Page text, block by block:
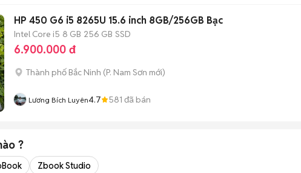
HP 450 G6 i5 8265U 15.6 inch 8GB/256GB Bạc
Intel Core i5 8 GB 256 GB SSD
6.900.000 đ
Thành phố Bắc Ninh (P. Nam Sơn mới)
Lương Bích Luyên4.7 581 đã bán
?
Zbook Studio